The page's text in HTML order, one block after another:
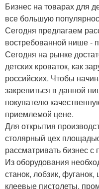
Бизнес на товарах для
все большую
Сегодня предлагаем
востребованной нише -
Сегодня на рынке
детских кроваток, как
российских. Чтобы
закрепиться в данной
покупателю
приемлемой цене.
Для открытия
столярный цех
рассматривать бизнес
Из оборудования
станок, лобзик, фуганок,
клеевые пистолеты,